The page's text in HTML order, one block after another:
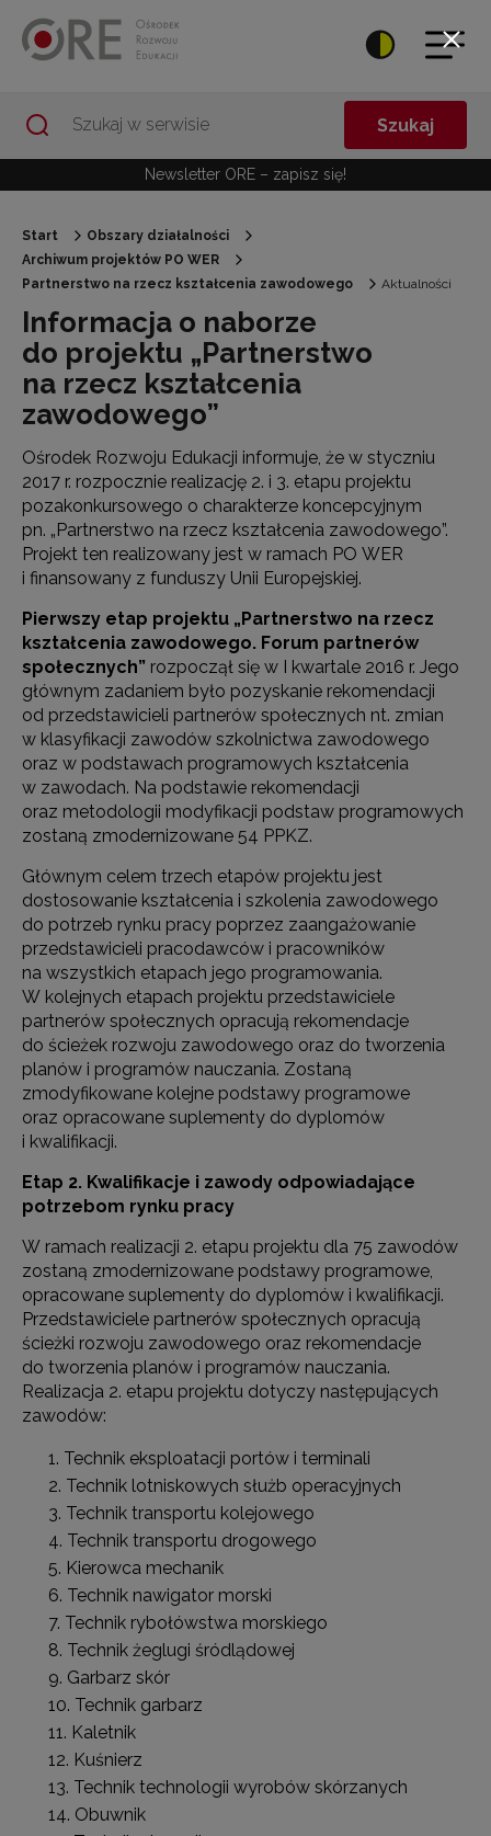
Szukaj
Newsletter ORE – zapisz się!
Start
Obszary działalności
Archiwum projektów PO WER
Partnerstwo na rzecz kształcenia zawodowego
Aktualności
Informacja o naborze
do projektu „Partnerstwo
na rzecz kształcenia
zawodowego”
Ośrodek Rozwoju Edukacji informuje, że w styczniu
2017 r. rozpocznie realizację 2. i 3. etapu projektu
pozakonkursowego o charakterze koncepcyjnym
pn. „Partnerstwo na rzecz kształcenia zawodowego”.
Projekt ten realizowany jest w ramach PO WER
i finansowany z funduszy Unii Europejskiej.
Pierwszy etap projektu „Partnerstwo na rzecz
kształcenia zawodowego. Forum partnerów
społecznych” rozpoczął się w I kwartale 2016 r. Jego
głównym zadaniem było pozyskanie rekomendacji
od przedstawicieli partnerów społecznych nt. zmian
w klasyfikacji zawodów szkolnictwa zawodowego
oraz w podstawach programowych kształcenia
w zawodach. Na podstawie rekomendacji
oraz metodologii modyfikacji podstaw programowych
zostaną zmodernizowane 54 PPKZ.
Głównym celem trzech etapów projektu jest
dostosowanie kształcenia i szkolenia zawodowego
do potrzeb rynku pracy poprzez zaangażowanie
przedstawicieli pracodawców i pracowników
na wszystkich etapach jego programowania.
W kolejnych etapach projektu przedstawiciele
partnerów społecznych opracują rekomendacje
do ścieżek rozwoju zawodowego oraz do tworzenia
planów i programów nauczania. Zostaną
zmodyfikowane kolejne podstawy programowe
oraz opracowane suplementy do dyplomów
i kwalifikacji.
Etap 2. Kwalifikacje i zawody odpowiadające
potrzebom rynku pracy
W ramach realizacji 2. etapu projektu dla 75 zawodów
zostaną zmodernizowane podstawy programowe,
opracowane suplementy do dyplomów i kwalifikacji.
Przedstawiciele partnerów społecznych opracują
ścieżki rozwoju zawodowego oraz rekomendacje
do tworzenia planów i programów nauczania.
Realizacja 2. etapu projektu dotyczy następujących
zawodów:
Technik eksploatacji portów i terminali
Technik lotniskowych służb operacyjnych
Technik transportu kolejowego
Technik transportu drogowego
Kierowca mechanik
Technik nawigator morski
Technik rybołówstwa morskiego
Technik żeglugi śródlądowej
Garbarz skór
Technik garbarz
Kaletnik
Kuśnierz
Technik technologii wyrobów skórzanych
Obuwnik